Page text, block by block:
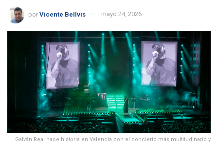
por Vicente Bellvis mayo 24, 2026
Galván Real hace historia en Valencia con el concierto más multitudinario y